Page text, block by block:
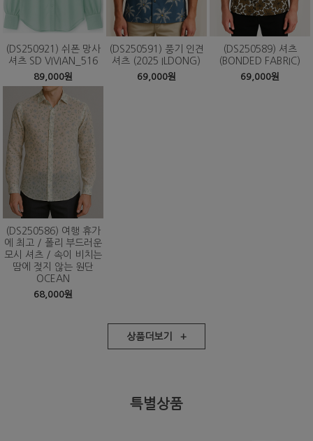
(DS250921) 쉬폰 망사
셔츠 SD VIVIAN_516
89,000원
(DS250591) 풍기 인견
셔츠 (2025 ILDONG)
69,000원
(DS250589) 셔츠
(BONDED FABRIC)
69,000원
(DS250586) 여행 휴가
에 최고 / 폴리 부드러운
모시 셔츠 / 속이 비치는
땀에 젖지 않는 원단
OCEAN
68,000원
상품더보기 +
특별상품